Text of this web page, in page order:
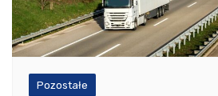
Pozostałe